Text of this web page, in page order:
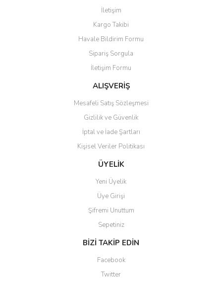
Yorum Yaz
Ürün resmi kalitesiz, bozuk veya görüntülenemiyor.
Ürün açıklamasında eksik bilgiler bulunuyor.
Ürün bilgilerinde hatalar bulunuyor.
Ürün fiyatı diğer sitelerden daha pahalı.
Bu ürüne benzer farklı alternatifler olmalı.
Gönder
İletişim
Kargo Takibi
Havale Bildirim Formu
Sipariş Sorgula
İletişim Formu
ALIŞVERİŞ
Mesafeli Satış Sözleşmesi
Gizlilik ve Güvenlik
İptal ve İade Şartları
Kişisel Veriler Politikası
ÜYELİK
Yeni Üyelik
Üye Girişi
Şifremi Unuttum
Sepetiniz
BİZİ TAKİP EDİN
Facebook
Twitter